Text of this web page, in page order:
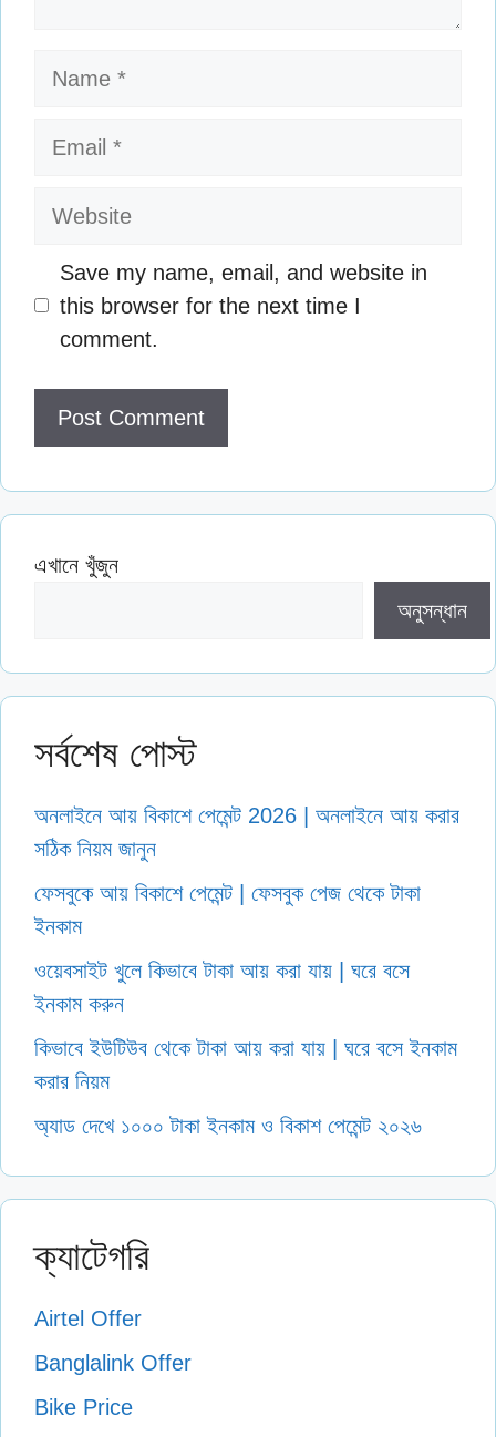
Name
Email
Website
Save my name, email, and website in
this browser for the next time I
comment.
এখানে খুঁজুন
অনুসন্ধান
সর্বশেষ পোস্ট
অনলাইনে আয় বিকাশে পেমেন্ট 2026 | অনলাইনে আয় করার
সঠিক নিয়ম জানুন
ফেসবুকে আয় বিকাশে পেমেন্ট | ফেসবুক পেজ থেকে টাকা
ইনকাম
ওয়েবসাইট খুলে কিভাবে টাকা আয় করা যায় | ঘরে বসে
ইনকাম করুন
কিভাবে ইউটিউব থেকে টাকা আয় করা যায় | ঘরে বসে ইনকাম
করার নিয়ম
অ্যাড দেখে ১০০০ টাকা ইনকাম ও বিকাশ পেমেন্ট ২০২৬
ক্যাটেগরি
Airtel Offer
Banglalink Offer
Bike Price